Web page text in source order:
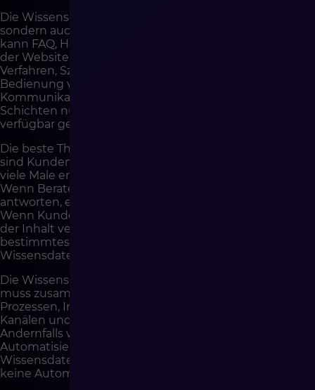
Die Wissensdatenbank sollte nicht nur für Kunden,
sondern auch für das Team erstellt werden. Der Kunde
kann FAQ, Help Center, Anleitungen und Inhalte auf
der Website nutzen. Der Berater kann interne
Verfahren, Szenarien, Ausnahmen, Anleitungen zur
Bedienung von Systemen und
Kommunikationsstandards nutzen. KI kann beide
Schichten nutzen, wenn sie gut geordnet und richtig
verfügbar gemacht werden.
Die beste Themenquelle für die Wissensdatenbank
sind Kundenanfragen. Wenn eine bestimmte Frage
viele Male erscheint, sollte sie beschrieben werden.
Wenn Berater unterschiedlich auf dieselbe Sache
antworten, erfordert das Verfahren Vereinheitlichung.
Wenn Kunden eine Nachricht nicht verstehen, sollte
der Inhalt verbessert werden. Wenn KI häufig auf ein
bestimmtes Thema nicht antworten kann, ist die
Wissensdatenbank unvollständig.
Die Wissensdatenbank ist kein einmaliges Projekt. Sie
muss zusammen mit Änderungen im Angebot, in AGB,
Prozessen, Integrationen, Lieferungen, Märkten,
Kanälen und Produkten aktualisiert werden.
Andernfalls wird sie sehr schnell zur Fehlerquelle.
Automatisierung auf Basis einer veralteten
Wissensdatenbank kann schlechter funktionieren als
keine Automatisierung.